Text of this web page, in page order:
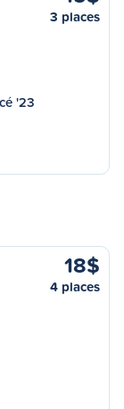
3 places
'23
18$
4 places